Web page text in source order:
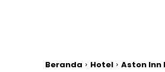
Beranda Hotel Aston Inn